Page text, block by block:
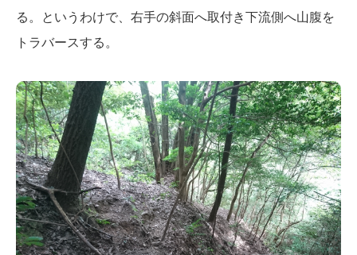
る。というわけで、右手の斜面へ取付き下流側へ山腹を
トラバースする。